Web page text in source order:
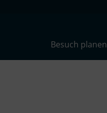
Besuch planen